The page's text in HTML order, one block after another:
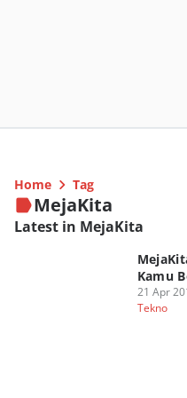
Home Tag
MejaKita
Latest in MejaKita
Kamu
21 Apr
Tekno